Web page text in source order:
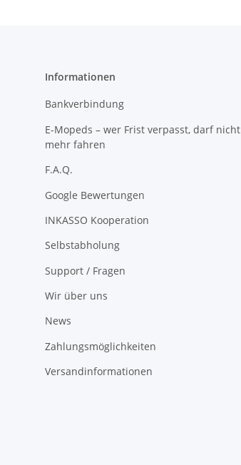
Informationen
Bankverbindung
E-Mopeds – wer Frist verpasst, darf nicht
mehr fahren
F.A.Q.
Google Bewertungen
INKASSO Kooperation
Selbstabholung
Support / Fragen
Wir über uns
News
Zahlungsmöglichkeiten
Versandinformationen